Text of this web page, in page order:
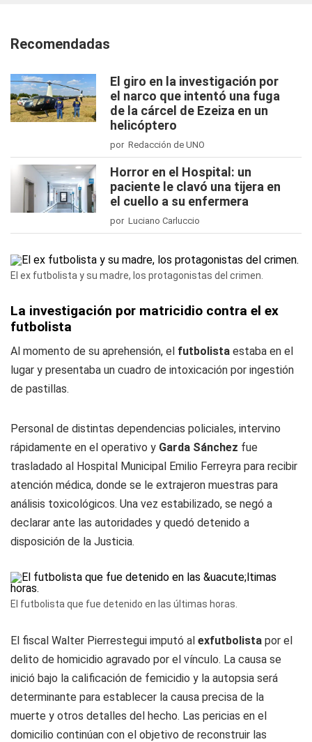
Recomendadas
El giro en la investigación por
el narco que intentó una fuga
de la cárcel de Ezeiza en un
helicóptero
por Redacción de UNO
Horror en el Hospital: un
paciente le clavó una tijera en
el cuello a su enfermera
por Luciano Carluccio
El ex futbolista y su madre, los protagonistas del crimen.
La investigación por matricidio contra el ex
futbolista
Al momento de su aprehensión, el futbolista estaba en el
lugar y presentaba un cuadro de intoxicación por ingestión
de pastillas.
Personal de distintas dependencias policiales, intervino
rápidamente en el operativo y Garda Sánchez fue
trasladado al Hospital Municipal Emilio Ferreyra para recibir
atención médica, donde se le extrajeron muestras para
análisis toxicológicos. Una vez estabilizado, se negó a
declarar ante las autoridades y quedó detenido a
disposición de la Justicia.
El futbolista que fue detenido en las últimas horas.
El fiscal Walter Pierrestegui imputó al exfutbolista por el
delito de homicidio agravado por el vínculo. La causa se
inició bajo la calificación de femicidio y la autopsia será
determinante para establecer la causa precisa de la
muerte y otros detalles del hecho. Las pericias en el
domicilio continúan con el objetivo de reconstruir las